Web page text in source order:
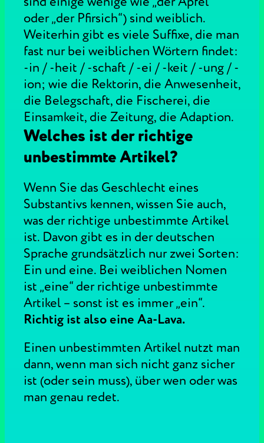
oder „der Pfirsich“) sind weiblich.
Weiterhin gibt es viele Suffixe, die man
fast nur bei weiblichen Wörtern findet:
-in / -heit / -schaft / -ei / -keit / -ung / -
ion; wie die Rektorin, die Anwesenheit,
die Belegschaft, die Fischerei, die
Einsamkeit, die Zeitung, die Adaption.
Welches ist der richtige
unbestimmte Artikel?
Wenn Sie das Geschlecht eines
Substantivs kennen, wissen Sie auch,
was der richtige unbestimmte Artikel
ist. Davon gibt es in der deutschen
Sprache grundsätzlich nur zwei Sorten:
Ein und eine. Bei weiblichen Nomen
ist „eine“ der richtige unbestimmte
Artikel – sonst ist es immer „ein“.
Richtig ist also eine Aa-Lava.
Einen unbestimmten Artikel nutzt man
dann, wenn man sich nicht ganz sicher
ist (oder sein muss), über wen oder was
man genau redet.